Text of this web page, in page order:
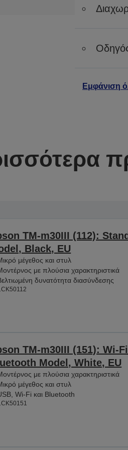
Εμφάνιση
TM-m30III (112):
Black, EU
μέγεθος και στυλ
με πλούσια χαρακτηριστικά
δυνατότητα διασύνδεσης
TM-m30III (151): Wi-
Model, White, EU
με πλούσια χαρακτηριστικά
μέγεθος και στυλ
Wi-Fi και Bluetooth